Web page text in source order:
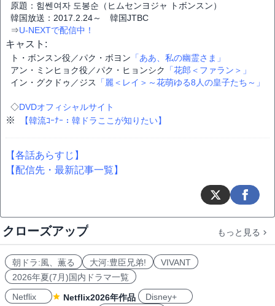
原題：힘쎈여자 도봉순（ヒムセンヨジャ トボンスン）
韓国放送：2017.2.24～ 韓国JTBC
⇒U-NEXTで配信中！
キャスト:
ト・ボンスン役／パク・ボヨン 「ああ、私の幽霊さま」
アン・ミンヒョク役／パク・ヒョンシク
「花郎＜ファラン＞」
イン・グクドゥ／ジス
「麗＜レイ＞～花萌ゆる8人の皇子たち～」
◇DVDオフィシャルサイト
※ 【韓流ｺｰﾅｰ：韓ドラここが知りたい】
【各話あらすじ】
【配信先・最新記事一覧】
クローズアップ もっと見る
朝ドラ:風、薫る 大河:豊臣兄弟!
VIVANT
2026年夏(7月)国内ドラマ一覧
Netflix
Netflix2026年作品
Disney+